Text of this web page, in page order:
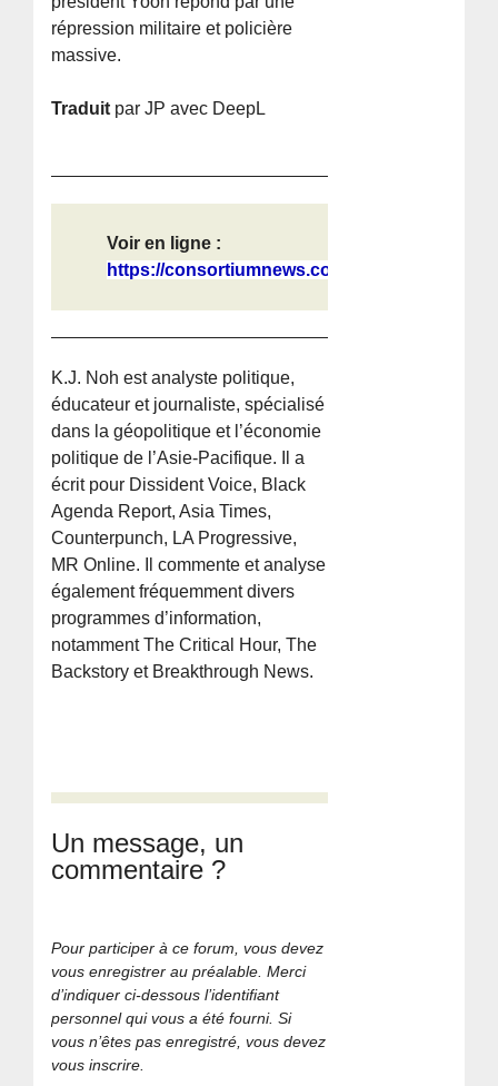
répression militaire et policière
massive.
Traduit par JP avec DeepL
Voir en ligne :
https://consortiumnews.com/2024/12/...
K.J. Noh est analyste politique,
éducateur et journaliste, spécialisé
dans la géopolitique et l’économie
politique de l’Asie-Pacifique. Il a
écrit pour Dissident Voice, Black
Agenda Report, Asia Times,
Counterpunch, LA Progressive,
MR Online. Il commente et analyse
également fréquemment divers
programmes d’information,
notamment The Critical Hour, The
Backstory et Breakthrough News.
Un message, un
commentaire ?
Pour participer à ce forum, vous devez
vous enregistrer au préalable. Merci
d’indiquer ci-dessous l’identifiant
personnel qui vous a été fourni. Si
vous n’êtes pas enregistré, vous devez
vous inscrire.